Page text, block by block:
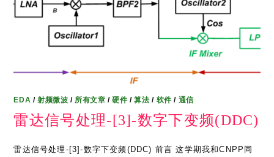
EDA /射频微波 / 所有文章 /硬件 /算法 / 软件 / 通信
雷达信号处理-[3]-数字下变频(DDC)
雷达信号处理-[3]-数字下变频(DDC) 前言 这学期我和CNPP同